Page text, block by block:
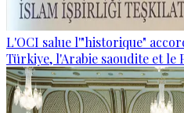
L'OCI salue l'"historique"
Türkiye, l'Arabie saoudite et le